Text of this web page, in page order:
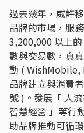
過去幾年，威許
品牌的市場，服
3,200,000 以上
數與交易數，真
動 ( WishMobile,
品牌建立與消費
號 )。發展「 人
智慧經營 」等行
助品牌推動可循